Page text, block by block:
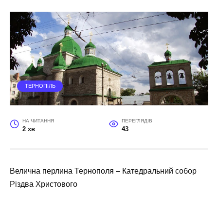
ТЕРНОПІЛЬ
НА ЧИТАННЯ
2 хв
ПЕРЕГЛЯДІВ
43
Велична перлина Тернополя – Катедральний собор
Різдва Христового